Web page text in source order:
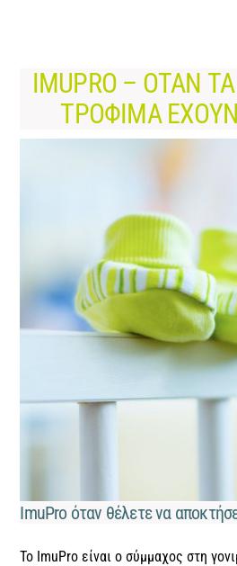
IMUPRO – ΟΤΑΝ
ΤΡΟΦΙΜΑ
ImuPro όταν θέλετε να
Το ImuPro είναι ο σύμμαχοςστη